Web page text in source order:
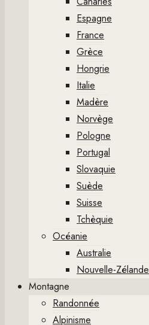
Espagne
France
Grèce
Hongrie
Italie
Madère
Norvège
Pologne
Portugal
Slovaquie
Suède
Suisse
Tchèquie
Océanie
Australie
Nouvelle-Zélande
Montagne
Randonnée
Alpinisme